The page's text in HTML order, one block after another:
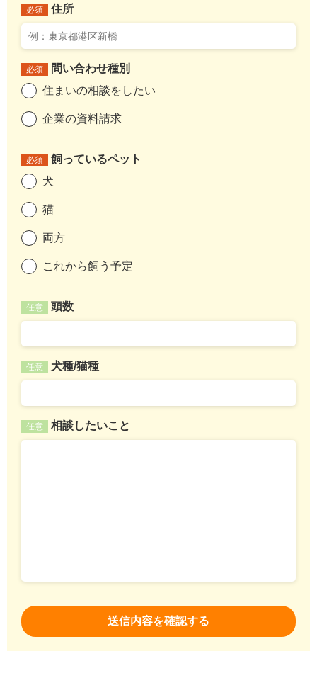
必須 住所
必須
問い合わせ種別
住まいの相談をしたい
企業の資料請求
必須
飼っているペット
犬
猫
両方
これから飼う予定
任意 頭数
任意 犬種/猫種
任意 相談したいこと